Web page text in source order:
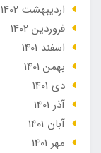
ارديبهشت 1402
فروردین 1402
اسفند 1401
بهمن 1401
دی 1401
آذر 1401
آبان 1401
مهر 1401